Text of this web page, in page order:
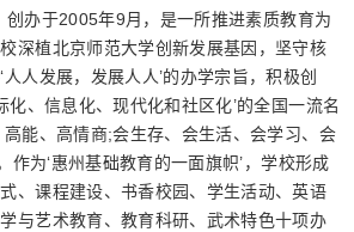
办于2005年9月，是一所推进素质教育为
深植北京师范大学创新发展基因，坚守核
人发展，发展人人’的办学宗旨，积极创
化、信息化、现代化和社区化’的全国一流名
高能、高情商;会生存、会生活、会学习、会
作为‘惠州基础教育的一面旗帜’，学校形成
、课程建设、书香校园、学生活动、英语
与艺术教育、教育科研、武术特色十项办